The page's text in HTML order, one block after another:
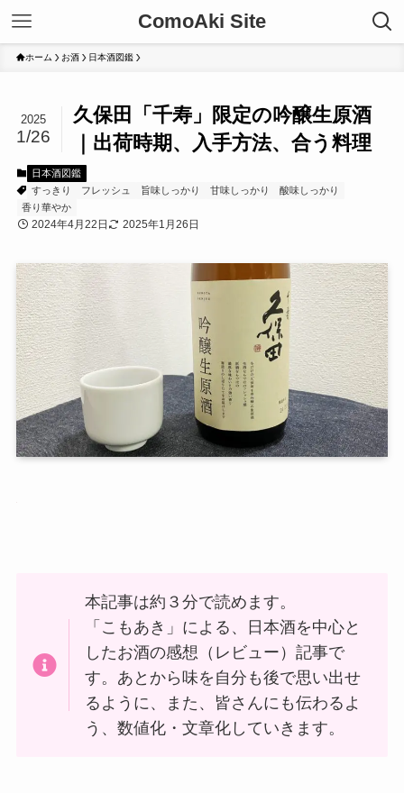
ComoAki Site
ホーム お酒 日本酒図鑑
久保田「千寿」限定の吟醸生原酒
｜出荷時期、入手方法、合う料理
2025
1/26
日本酒図鑑
すっきり
フレッシュ 旨味しっかり 甘味しっかり
酸味しっかり
香り華やか
2024年4月22日 2025年1月26日
本記事は約３分で読めます。
「こもあき」による、日本酒を中心と
したお酒の感想（レビュー）記事で
す。あとから味を自分も後で思い出せ
るように、また、皆さんにも伝わるよ
う、数値化・文章化していきます。